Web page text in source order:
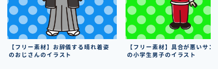
【フリー素材】お辞儀する晴れ着姿
のおじさんのイラスト
【フリー素材】具合が悪いサン
の小学生男子のイラスト